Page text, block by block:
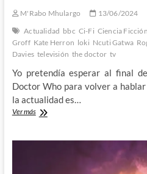
M'Rabo Mhulargo 13/06/2024
Actualidad bbc Ci-Fi Ciencia Ficción
Groff Kate Herron loki Ncuti Gatwa
Davies televisión the doctor tv
Yo pretendía esperar al final
Doctor Who para volver a
la actualidad es…
Ver másDoctor